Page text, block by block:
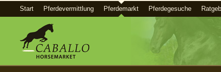
Start Pferdevermittlung Pferdemarkt Pferdegesuche